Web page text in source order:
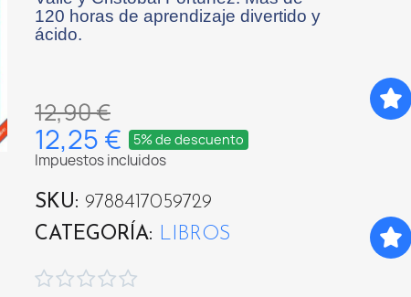
120 horas de aprendizaje divertido y
ácido.
12,90 €
12,25 € 5% de descuento
Impuestos incluidos
SKU
9788417059729
CATEGORÍA
LIBROS
